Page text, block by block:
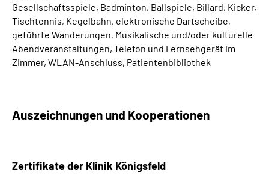
Gesellschaftsspiele, Badminton, Ballspiele, Billard, Kicker,
Tischtennis, Kegelbahn, elektronische Dartscheibe,
geführte Wanderungen, Musikalische und/oder kulturelle
Abendveranstaltungen, Telefon und Fernsehgerät im
Zimmer, WLAN-Anschluss, Patientenbibliothek
Auszeichnungen und Kooperationen
Zertifikate der Klinik Königsfeld